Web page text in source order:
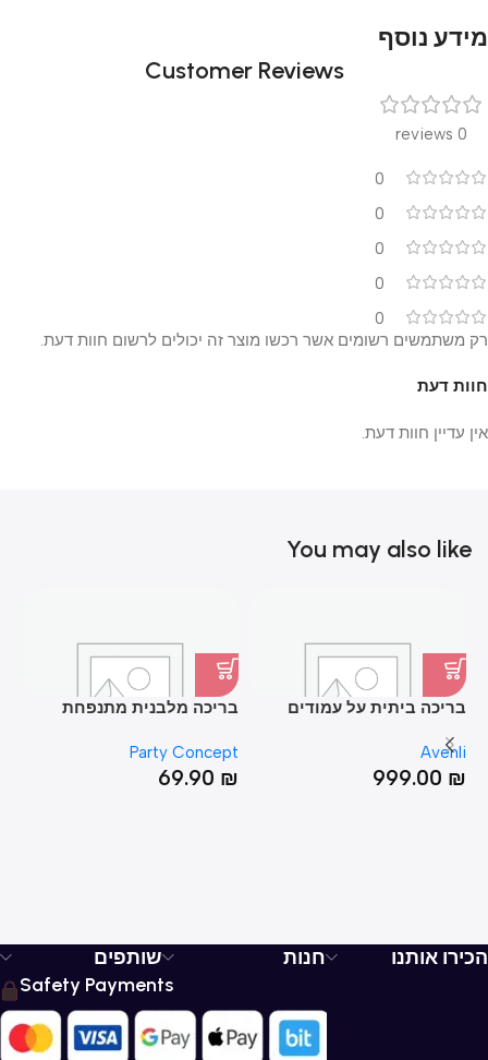
מידע נוסף
Customer Reviews
0 reviews
0
0
0
0
0
חוות דעת
אין עדיין חוות דעת.
רק משתמשים רשומים אשר רכשו מוצר זה יכולים לרשום חוות דעת.
You may also like
בריכה ביתית על עמודים
Avenli
999.00 ₪
בריכה מלבנית מתנפחת
מתנפחת
Party Concept
69.90 ₪
הכירו אותנו חנות
שותפים
Safety Payments